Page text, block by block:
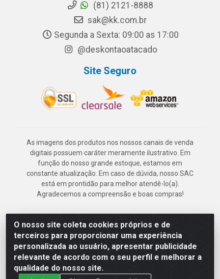
O nosso site coleta cookies próprios e de
terceiros para proporcionar uma experiência
personalizada ao usuário, apresentar publicidade
relevante de acordo com o seu perfil e melhorar a
qualidade do nosso site.
(81) 2121-8888
sak@kk.com.br
Segunda a Sexta: 09:00 as 17:00
@deskontaoatacado
Site Seguro
As imagens dos produtos nos nossos canais de venda
digitais possuem caráter meramente ilustrativo. Em
função do nosso grande estoque, estamos em
constante atualização. Em caso de dúvida, nosso SAC
está em prontidão para melhor atendê-lo(a).
Agradecemos a compreensão e boas compras!
Deskontão Atacado - Av. Marechal Mascarenhas de Morais, 2471 -
Imbiribeira - Recife/PE - CEP 51.150-001 - CNPJ 24.150.377/0003-
57